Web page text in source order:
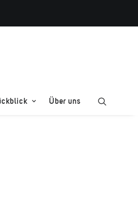
Über uns